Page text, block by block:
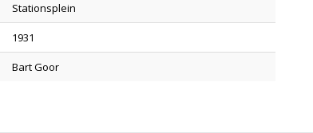
Stationsplein
1931
Bart Goor